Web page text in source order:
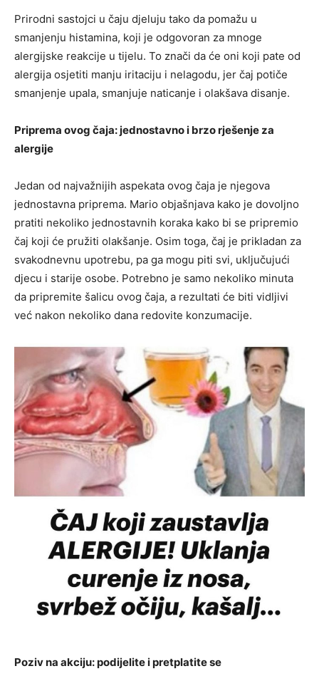
Prirodni sastojci u čaju djeluju tako da pomažu u
smanjenju histamina, koji je odgovoran za mnoge
alergijske reakcije u tijelu. To znači da će oni koji pate od
alergija osjetiti manju iritaciju i nelagodu, jer čaj potiče
smanjenje upala, smanjuje naticanje i olakšava disanje.
Priprema ovog čaja: jednostavno i brzo rješenje za
alergije
Jedan od najvažnijih aspekata ovog čaja je njegova
jednostavna priprema. Mario objašnjava kako je dovoljno
pratiti nekoliko jednostavnih koraka kako bi se pripremio
čaj koji će pružiti olakšanje. Osim toga, čaj je prikladan za
svakodnevnu upotrebu, pa ga mogu piti svi, uključujući
djecu i starije osobe. Potrebno je samo nekoliko minuta
da pripremite šalicu ovog čaja, a rezultati će biti vidljivi
već nakon nekoliko dana redovite konzumacije.
Poziv na akciju: podijelite i pretplatite se